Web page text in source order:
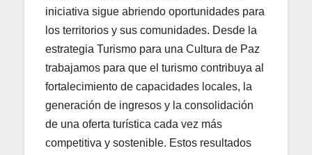
iniciativa sigue abriendo oportunidades para
los territorios y sus comunidades. Desde la
estrategia Turismo para una Cultura de Paz
trabajamos para que el turismo contribuya al
fortalecimiento de capacidades locales, la
generación de ingresos y la consolidación
de una oferta turística cada vez más
competitiva y sostenible. Estos resultados